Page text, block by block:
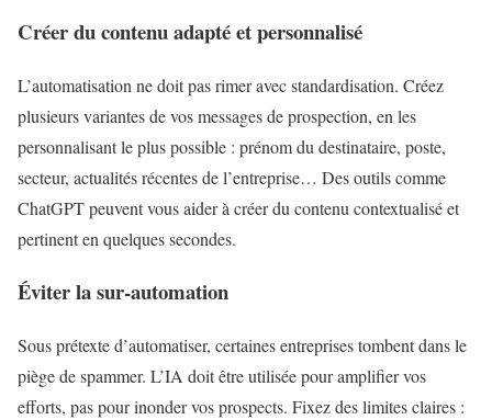
Créer du contenu adapté et personnalisé
L’automatisation ne doit pas rimer avec standardisation. Créez
plusieurs variantes de vos messages de prospection, en les
personnalisant le plus possible : prénom du destinataire, poste,
secteur, actualités récentes de l’entreprise… Des outils comme
ChatGPT peuvent vous aider à créer du contenu contextualisé et
pertinent en quelques secondes.
Éviter la sur-automation
Sous prétexte d’automatiser, certaines entreprises tombent dans le
piège de spammer. L’IA doit être utilisée pour amplifier vos
efforts, pas pour inonder vos prospects. Fixez des limites claires :